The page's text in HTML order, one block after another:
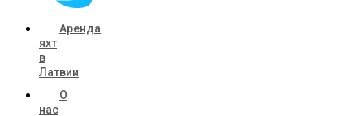
Аренда
яхт
в
Латвии
О
нас